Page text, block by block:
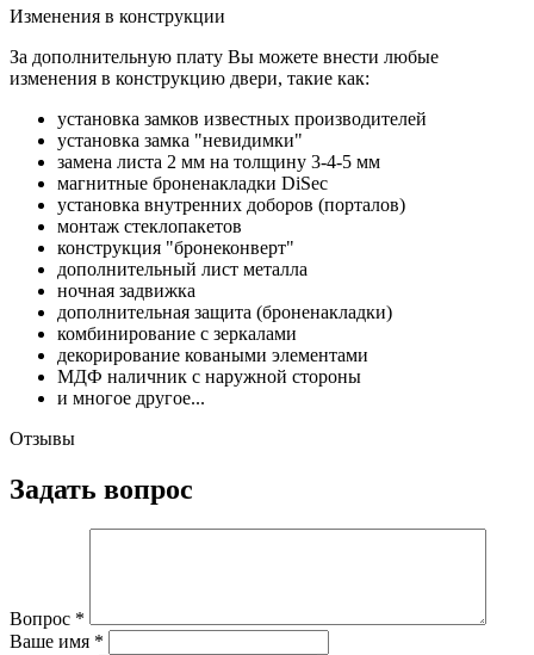
Изменения в конструкции
За дополнительную плату Вы можете внести любые
изменения в конструкцию двери, такие как:
установка замков известных производителей
установка замка "невидимки"
замена листа 2 мм на толщину 3-4-5 мм
магнитные броненакладки DiSec
установка внутренних доборов (порталов)
монтаж стеклопакетов
конструкция "бронеконверт"
дополнительный лист металла
ночная задвижка
дополнительная защита (броненакладки)
комбинирование с зеркалами
декорирование коваными элементами
МДФ наличник с наружной стороны
и многое другое...
Отзывы
Задать вопрос
Вопрос *
Ваше имя *